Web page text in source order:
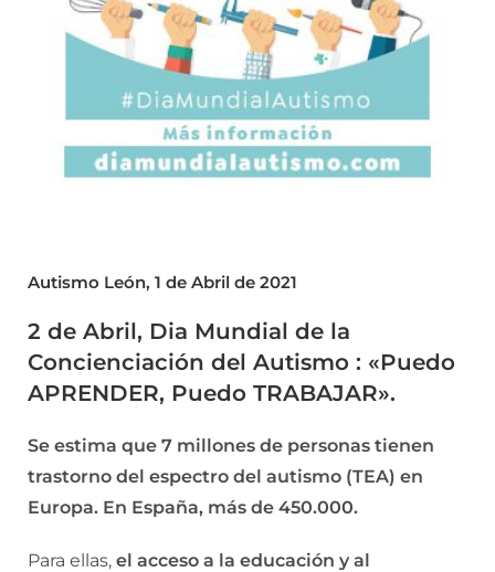
Autismo León, 1 de Abril de 2021
2 de Abril, Dia Mundial de la
Concienciación del Autismo : «Puedo
APRENDER, Puedo TRABAJAR».
Se estima que 7 millones de personas tienen
trastorno del espectro del autismo (TEA) en
Europa. En España, más de 450.000.
Para ellas, el acceso a la educación y al